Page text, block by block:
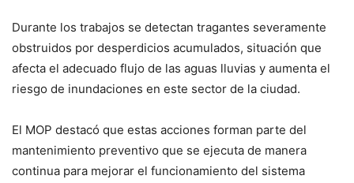
Durante los trabajos se detectan tragantes severamente
obstruidos por desperdicios acumulados, situación que
afecta el adecuado flujo de las aguas lluvias y aumenta el
riesgo de inundaciones en este sector de la ciudad.
El MOP destacó que estas acciones forman parte del
mantenimiento preventivo que se ejecuta de manera
continua para mejorar el funcionamiento del sistema